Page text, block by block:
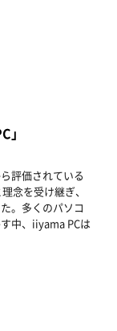
」
評価されている
念を受け継ぎ、
。多くのパソコ
中、iiyama PCは